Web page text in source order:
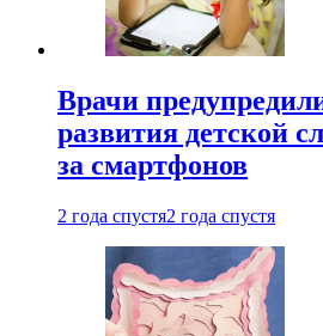
Врачи
развития детской
за смартфонов
2 года спустя2 года спустя